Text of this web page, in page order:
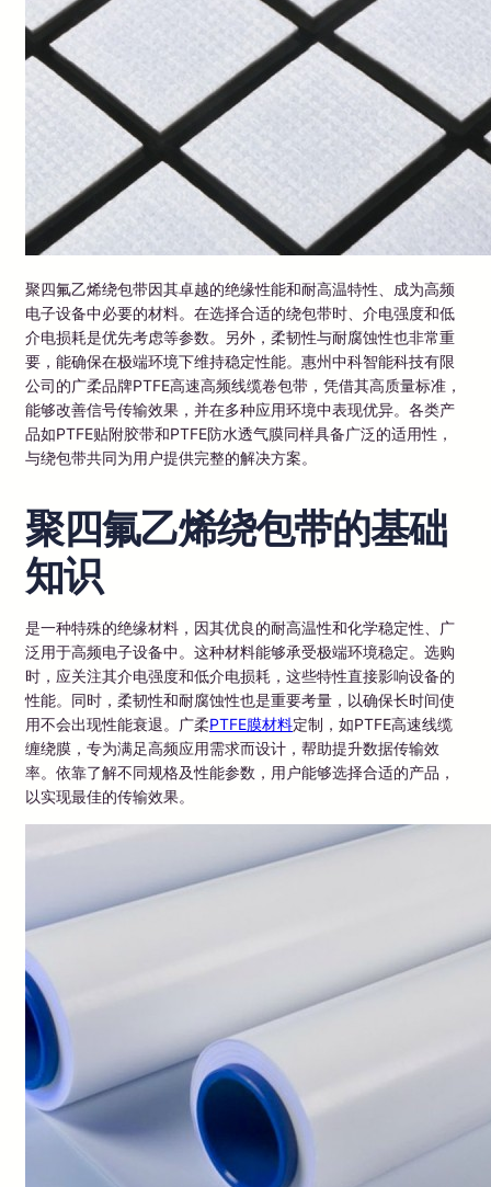
聚四氟乙烯绕包带因其卓越的绝缘性能和耐高温特性、成为高频
电子设备中必要的材料。在选择合适的绕包带时、介电强度和低
介电损耗是优先考虑等参数。另外，柔韧性与耐腐蚀性也非常重
要，能确保在极端环境下维持稳定性能。惠州中科智能科技有限
公司的广柔品牌PTFE高速高频线缆卷包带，凭借其高质量标准，
能够改善信号传输效果，并在多种应用环境中表现优异。各类产
品如PTFE贴附胶带和PTFE防水透气膜同样具备广泛的适用性，
与绕包带共同为用户提供完整的解决方案。
聚四氟乙烯绕包带的基础
知识
是一种特殊的绝缘材料，因其优良的耐高温性和化学稳定性、广
泛用于高频电子设备中。这种材料能够承受极端环境稳定。选购
时，应关注其介电强度和低介电损耗，这些特性直接影响设备的
性能。同时，柔韧性和耐腐蚀性也是重要考量，以确保长时间使
用不会出现性能衰退。广柔PTFE膜材料定制，如PTFE高速线缆
缠绕膜，专为满足高频应用需求而设计，帮助提升数据传输效
率。依靠了解不同规格及性能参数，用户能够选择合适的产品，
以实现最佳的传输效果。